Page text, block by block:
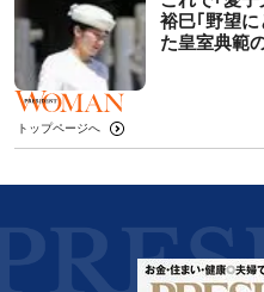
裕巳｢野望
た皇室典範
トップページへ